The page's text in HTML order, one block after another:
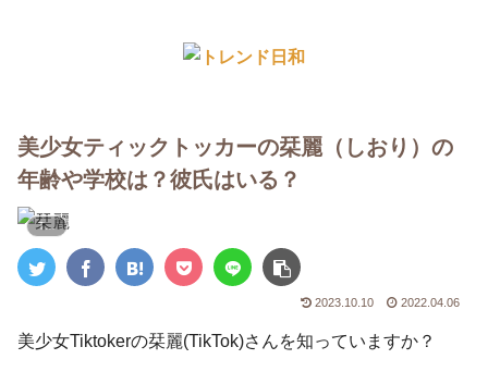
美少女ティックトッカーの栞麗（しおり）の
年齢や学校は？彼氏はいる？
Tiktok
2023.10.10 2022.04.06
美少女Tiktokerの栞麗(TikTok)さんを知っていますか？